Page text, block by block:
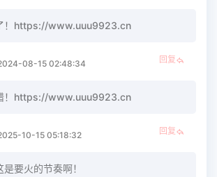
！https://www.uuu9923.cn
08-15 02:48:34 回复
！https://www.uuu9923.cn
10-15 05:18:32 回复
要火的节奏啊！